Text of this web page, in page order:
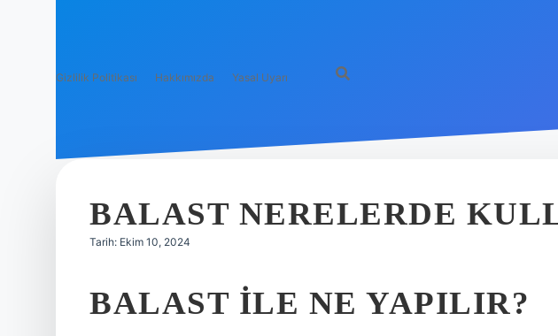
Gizlilik Politikası Hakkımızda Yasal Uyarı
BALAST NERELERDE
Tarih: Ekim 10, 2024
BALAST ILE NE YAPILIR?